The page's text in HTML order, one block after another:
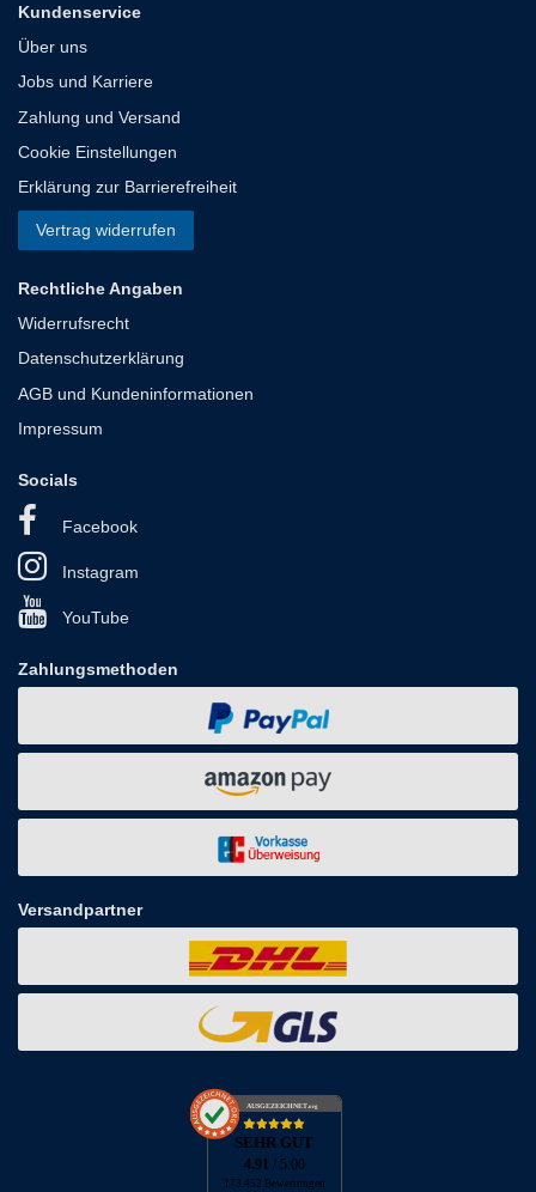
Kundenservice
Über uns
Jobs und Karriere
Zahlung und Versand
Cookie Einstellungen
Erklärung zur Barrierefreiheit
Vertrag widerrufen
Rechtliche Angaben
Widerrufsrecht
Datenschutzerklärung
AGB und Kundeninformationen
Impressum
Socials
Facebook
Instagram
YouTube
Zahlungsmethoden
Versandpartner
AUSGEZEICHNET.org
SEHR GUT
4.91 / 5.00
173.452 Bewertungen